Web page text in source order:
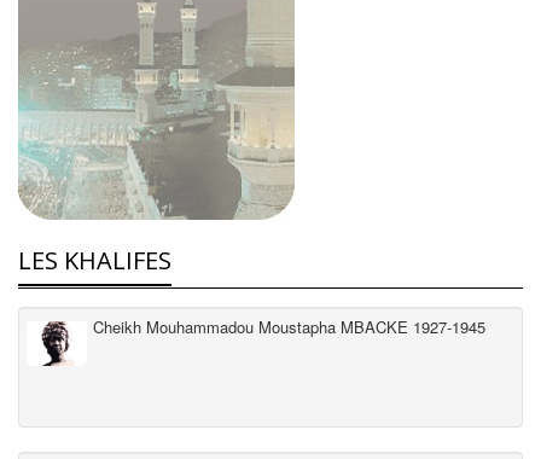
LES KHALIFES
Cheikh Mouhammadou Moustapha MBACKE 1927-1945